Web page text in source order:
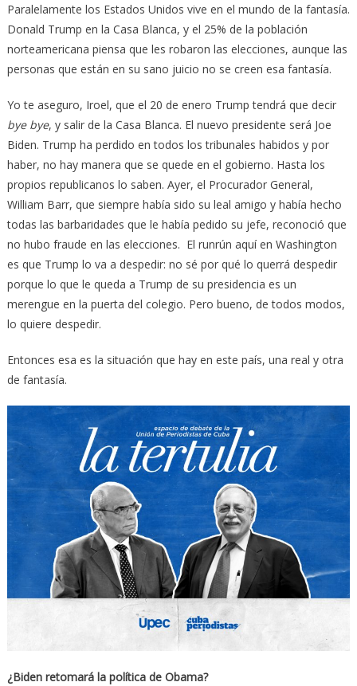
Paralelamente los Estados Unidos vive en el mundo de la fantasía.
Donald Trump en la Casa Blanca, y el 25% de la población
norteamericana piensa que les robaron las elecciones, aunque las
personas que están en su sano juicio no se creen esa fantasía.
Yo te aseguro, Iroel, que el 20 de enero Trump tendrá que decir
bye bye, y salir de la Casa Blanca. El nuevo presidente será Joe
Biden. Trump ha perdido en todos los tribunales habidos y por
haber, no hay manera que se quede en el gobierno. Hasta los
propios republicanos lo saben. Ayer, el Procurador General,
William Barr, que siempre había sido su leal amigo y había hecho
todas las barbaridades que le había pedido su jefe, reconoció que
no hubo fraude en las elecciones. El runrún aquí en Washington
es que Trump lo va a despedir: no sé por qué lo querrá despedir
porque lo que le queda a Trump de su presidencia es un
merengue en la puerta del colegio. Pero bueno, de todos modos,
lo quiere despedir.
Entonces esa es la situación que hay en este país, una real y otra
de fantasía.
¿Biden retomará la política de Obama?